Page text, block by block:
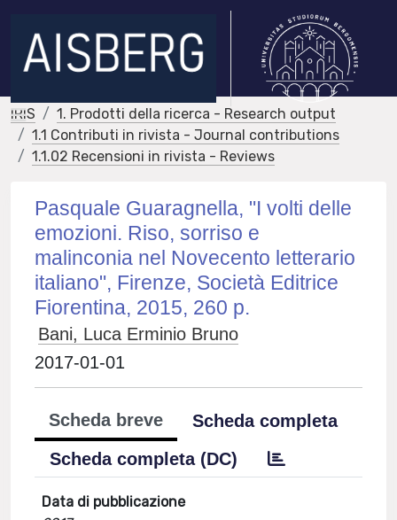
IRIS
1. Prodotti della ricerca - Research output
1.1 Contributi in rivista - Journal contributions
1.1.02 Recensioni in rivista - Reviews
Pasquale Guaragnella, "I volti delle
emozioni. Riso, sorriso e
malinconia nel Novecento letterario
italiano", Firenze, Società Editrice
Fiorentina, 2015, 260 p.
Bani, Luca Erminio Bruno
2017-01-01
Scheda breve
Scheda completa
Scheda completa (DC)
Data di pubblicazione